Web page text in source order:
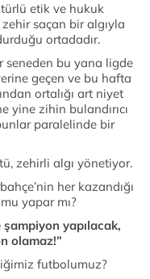
etik ve hukuk
saçan bir algıyla
ortadadır.
seneden bu yana ligde
geçen ve bu hafta
ortalığı art niyet
yine zihin bulandırıcı
paralelinde bir
zehirli algı yönetiyor.
her kazandığı
yapar mı?
yapılacak,
olamaz!”
futbolumuz?